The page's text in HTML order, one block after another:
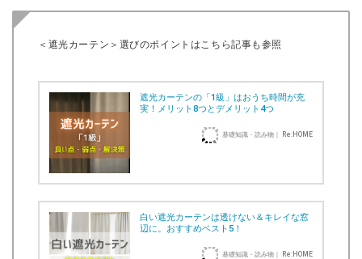
＜遮光カーテン＞選びのポイントはこちら記事も参照
遮光カーテンの「1級」はおうち時間が充
実！メリット8つとデメリット4つ
基礎知識・読み物｜ Re:HOME
白い遮光カーテンは透けない＆キレイな窓
辺に。おすすめベスト5！
基礎知識・読み物｜ Re:HOME